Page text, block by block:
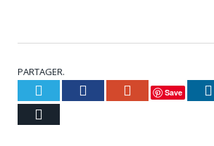
PARTAGER.
Twitter Facebook Google+
Save